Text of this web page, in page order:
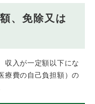
、免除又は
収入が一定額以下にな
療費の自己負担額）の